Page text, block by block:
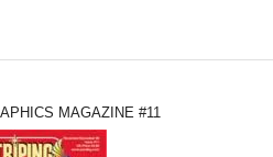
MAGAZINE #11